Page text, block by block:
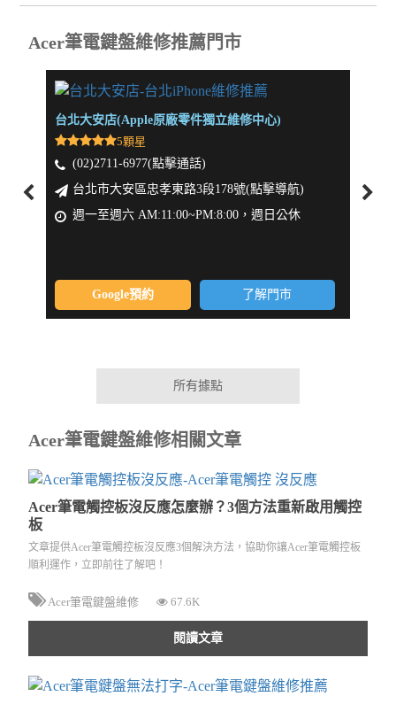
Acer筆電鍵盤維修推薦門市
台北大安店(Apple原廠零件獨立維修中心)
5顆星
(02)2711-6977(點擊通話)
台北市大安區忠孝東路3段178號(點擊導航)
週一至週六 AM:11:00~PM:8:00，週日公休
Google預約 了解門市
所有據點
Acer筆電鍵盤維修相關文章
Acer筆電觸控板沒反應怎麼辦？3個方法重新啟用觸控
板
文章提供Acer筆電觸控板沒反應3個解決方法，協助你讓Acer筆電觸控板
順利運作，立即前往了解吧！
Acer筆電鍵盤維修 67.6K
閱讀文章